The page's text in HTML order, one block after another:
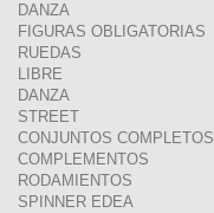
DANZA
FIGURAS OBLIGATORIAS
RUEDAS
LIBRE
DANZA
STREET
CONJUNTOS COMPLETOS
COMPLEMENTOS
RODAMIENTOS
SPINNER EDEA